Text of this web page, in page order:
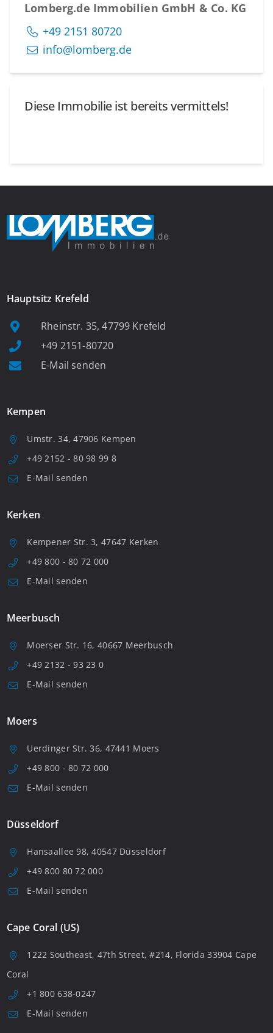
Lomberg.de Immobilien GmbH & Co. KG
+49 2151 80720
info@lomberg.de
Diese Immobilie ist bereits vermittels!
Hauptsitz Krefeld
Rheinstr. 35, 47799 Krefeld
+49 2151-80720
E-Mail senden
Kempen
Umstr. 34, 47906 Kempen
+49 2152 - 80 98 99 8
E-Mail senden
Kerken
Kempener Str. 3, 47647 Kerken
+49 800 - 80 72 000
E-Mail senden
Meerbusch
Moerser Str. 16, 40667 Meerbusch
+49 2132 - 93 23 0
E-Mail senden
Moers
Uerdinger Str. 36, 47441 Moers
+49 800 - 80 72 000
E-Mail senden
Düsseldorf
Hansaallee 98, 40547 Düsseldorf
+49 800 80 72 000
E-Mail senden
Cape Coral (US)
1222 Southeast, 47th Street, #214, Florida 33904 Cape
Coral
+1 800 638-0247
E-Mail senden